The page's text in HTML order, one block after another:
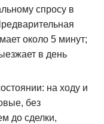
спросу в
около 5 минут;
в день
на ходу и
без
до сделки,